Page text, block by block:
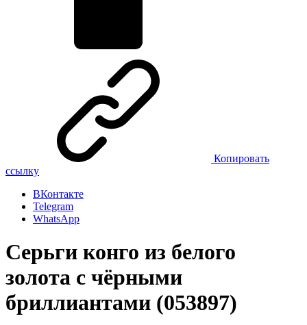
Копировать
ссылку
ВКонтакте
Telegram
WhatsApp
Серьги конго из белого
золота с чёрными
бриллиантами (053897)